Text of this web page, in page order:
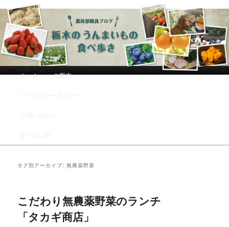
農政部職員ブログ「栃木のうんまい
もの食べ歩き」
メインコンテンツへ移動
サブコンテンツへ移動
ホーム ご案内
タグ別アーカイブ:無農薬野菜
こだわり無農薬野菜のランチ
「タカギ商店」